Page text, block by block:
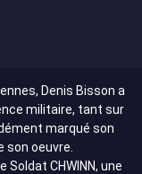
Denis Bisson a
militaire, tant sur
marqué son
oeuvre.
Soldat CHWINN, une